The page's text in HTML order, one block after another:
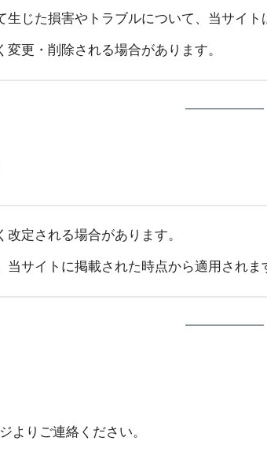
生じた損害やトラブルについて、当サイト
更・削除される場合があります。
定される場合があります。
サイトに掲載された時点から適用されま
よりご連絡ください。